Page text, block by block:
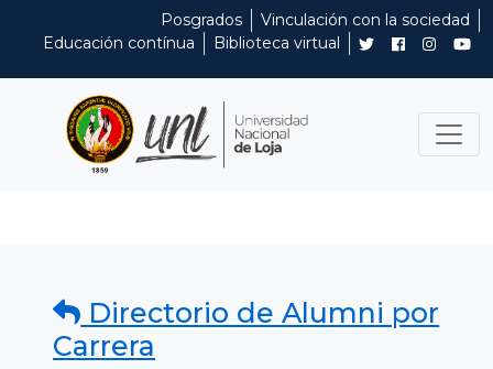
Posgrados
Vinculación con la sociedad
Educación contínua
Biblioteca virtual
Directorio de Alumni por
Carrera